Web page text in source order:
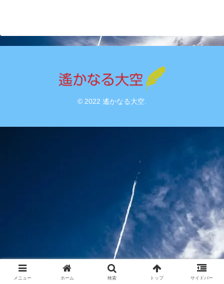
© 2022 遙かなる大空.
メニュー ホーム 検索 トップ サイドバー